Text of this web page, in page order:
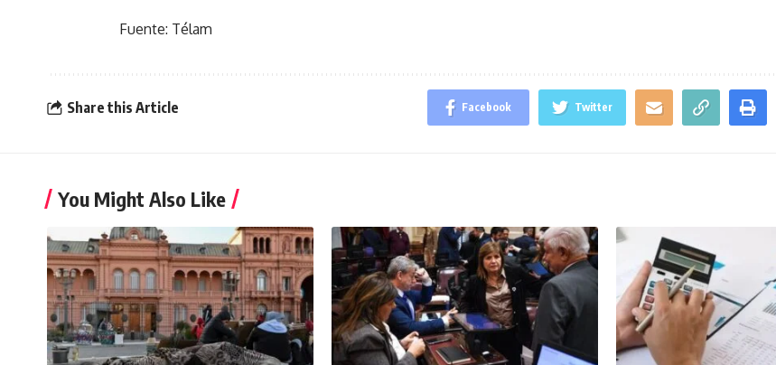
Fuente: Télam
Share this Article Facebook Twitter
You Might Also Like